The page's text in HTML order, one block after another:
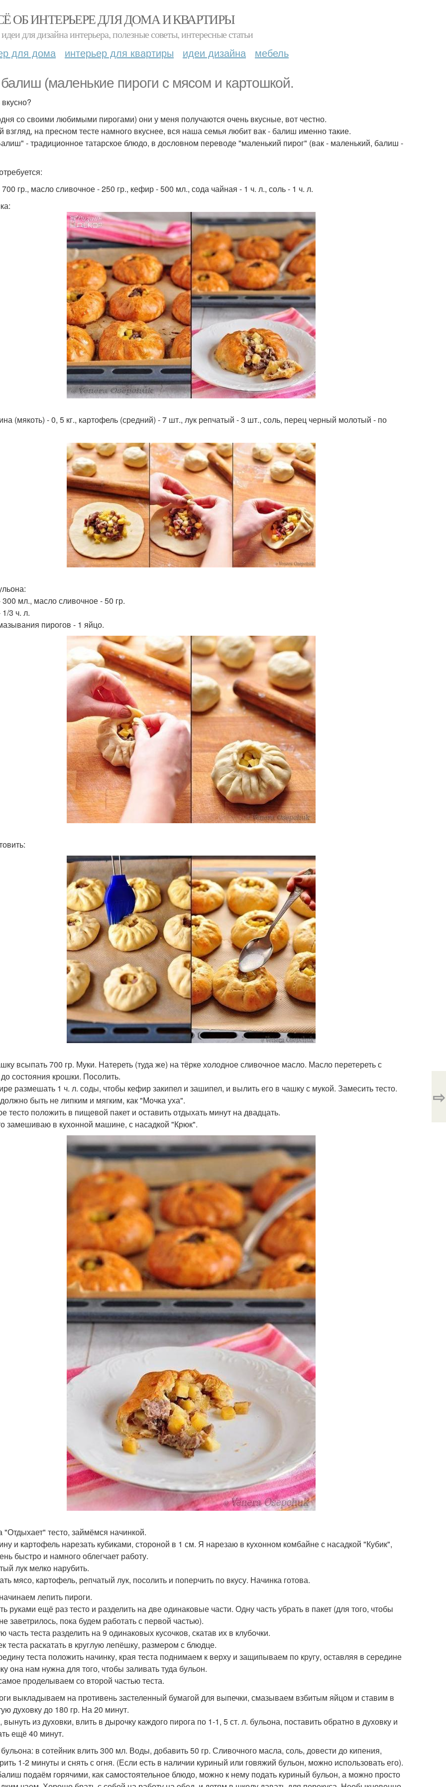
ОБ ИНТЕРЬЕРЕ ДЛЯ ДОМА И КВАРТИРЫ
для дизайна интерьера, полезные советы, интересные статьи
для дома интерьер для квартиры идеи дизайна мебель
(маленькие пироги с мясом и картошкой.
со своими любимыми пирогами) они у меня получаются очень вкусные, вот честно.
взгляд, на пресном тесте намного вкуснее, вся наша семья любит вак - балиш именно такие.
- традиционное татарское блюдо, в дословном переводе "маленький пирог" (вак - маленький, балиш -
гр., масло сливочное - 250 гр., кефир - 500 мл., сода чайная - 1 ч. л., соль - 1 ч. л.
(мякоть) - 0, 5 кг., картофель (средний) - 7 шт., лук репчатый - 3 шт., соль, перец черный молотый - по
мл., масло сливочное - 50 гр.
3 ч. л.
пирогов - 1 яйцо.
всыпать 700 гр. Муки. Натереть (туда же) на тёрке холодное сливочное масло. Масло перетереть с
состояния крошки. Посолить.
размешать 1 ч. л. соды, чтобы кефир закипел и зашипел, и вылить его в чашку с мукой. Замесить тесто.
быть не липким и мягким, как "Мочка уха".
тесто положить в пищевой пакет и оставить отдыхать минут на двадцать.
замешиваю в кухонной машине, с насадкой "Крюк".
"Отдыхает" тесто, займёмся начинкой.
и картофель нарезать кубиками, стороной в 1 см. Я нарезаю в кухонном комбайне с насадкой "Кубик",
быстро и намного облегчает работу.
лук мелко нарубить.
мясо, картофель, репчатый лук, посолить и поперчить по вкусу. Начинка готова.
лепить пироги.
руками ещё раз тесто и разделить на две одинаковые части. Одну часть убрать в пакет (для того, чтобы
заветрилось, пока будем работать с первой частью).
часть теста разделить на 9 одинаковых кусочков, скатав их в клубочки.
теста раскатать в круглую лепёшку, размером с блюдце.
теста положить начинку, края теста поднимаем к верху и защипываем по кругу, оставляя в середине
она нам нужна для того, чтобы заливать туда бульон.
проделываем со второй частью теста.
выкладываем на противень застеленный бумагой для выпечки, смазываем взбитым яйцом и ставим в
духовку до 180 гр. На 20 минут.
вынуть из духовки, влить в дырочку каждого пирога по 1-1, 5 ст. л. бульона, поставить обратно в духовку и
ещё 40 минут.
в сотейник влить 300 мл. Воды, добавить 50 гр. Сливочного масла, соль, довести до кипения,
1-2 минуты и снять с огня. (Если есть в наличии куриный или говяжий бульон, можно использовать его).
подаём горячими, как самостоятельное блюдо, можно к нему подать куриный бульон, а можно просто
⇨